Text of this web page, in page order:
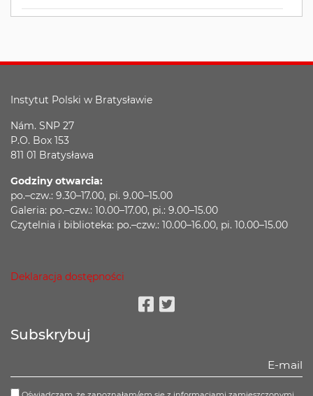
Instytut Polski w Bratysławie
Nám. SNP 27
P.O. Box 153
811 01 Bratysława
Godziny otwarcia:
po.–czw.: 9.30–17.00, pi. 9.00–15.00
Galeria: po.–czw.: 10.00–17.00, pi.: 9.00–15.00
Czytelnia i biblioteka: po.–czw.: 10.00–16.00, pi. 10.00–15.00
Deklaracja dostępności
Subskrybuj